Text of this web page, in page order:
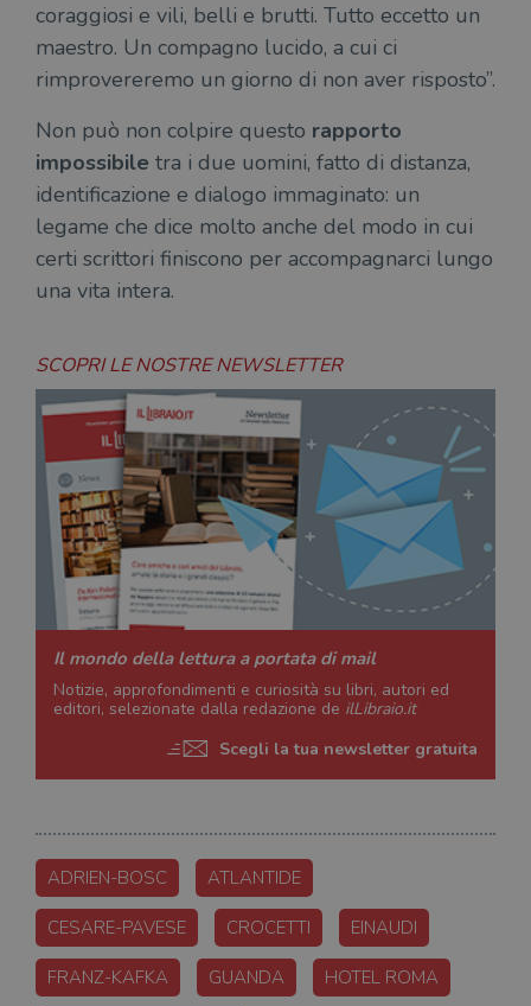
coraggiosi e vili, belli e brutti. Tutto eccetto un
maestro. Un compagno lucido, a cui ci
rimprovereremo un giorno di non aver risposto”.
Non può non colpire questo rapporto
impossibile tra i due uomini, fatto di distanza,
identificazione e dialogo immaginato: un
legame che dice molto anche del modo in cui
certi scrittori finiscono per accompagnarci lungo
una vita intera.
SCOPRI LE NOSTRE NEWSLETTER
Il mondo della lettura a portata di mail
Notizie, approfondimenti e curiosità su libri, autori ed
editori, selezionate dalla redazione de ilLibraio.it
Scegli la tua newsletter gratuita
ADRIEN-BOSC ATLANTIDE
CESARE-PAVESE CROCETTI EINAUDI
FRANZ-KAFKA GUANDA HOTEL ROMA